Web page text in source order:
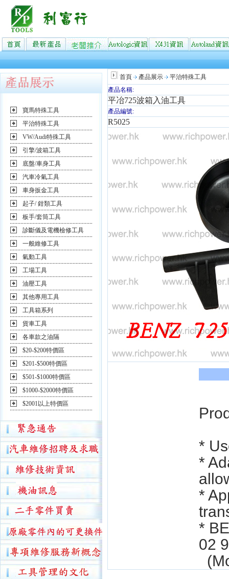
寶馬特殊工具
平治特殊工具
VW/Audi特殊工具
引擎/波箱工具
底盤/車身工具
汽車冷氣工具
車身扳金工具
起子/ 鉗類工具
板手/套筒工具
診斷儀及電機檢修工具
一般維修工具
氣動工具
工場工具
油壓工具
其他專用工具
工具箱系列
貨車工具
各車款之油隔
$20-$200特價區
$201-$500特價區
$501-$1000特價區
$1000-$2000特價區
$2001以上特價區
首頁 產品展示
平治特殊工具
產品名稱:
平冶725波箱入油工具
產品編號:
R5025
*
*
*
*
02